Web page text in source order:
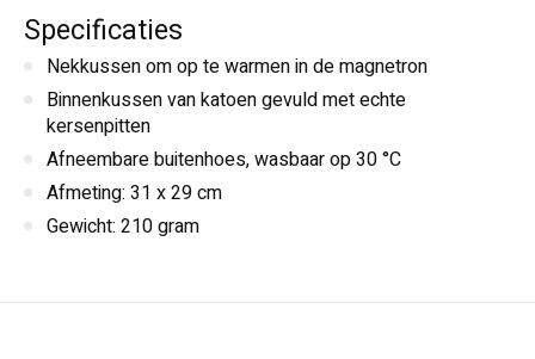
Specificaties
Nekkussen om op te warmen in de magnetron
Binnenkussen van katoen gevuld met echte
kersenpitten
Afneembare buitenhoes, wasbaar op 30 °C
Afmeting: 31 x 29 cm
Gewicht: 210 gram